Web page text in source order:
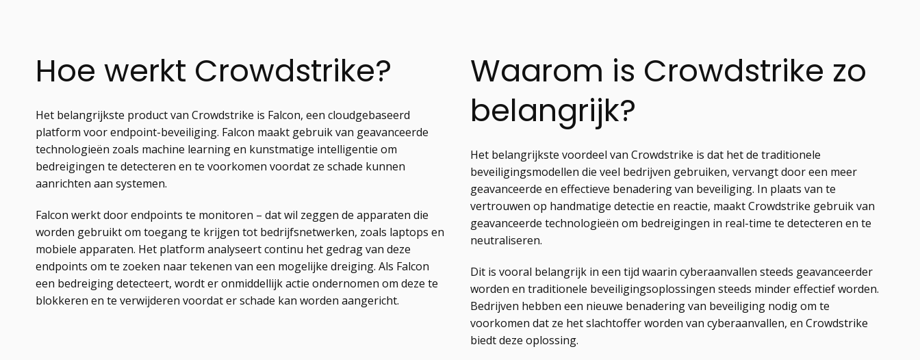
Hoe werkt Crowdstrike?
Het belangrijkste product van Crowdstrike is Falcon, een cloudgebaseerd
platform voor endpoint-beveiliging. Falcon maakt gebruik van geavanceerde
technologieën zoals machine learning en kunstmatige intelligentie om
bedreigingen te detecteren en te voorkomen voordat ze schade kunnen
aanrichten aan systemen.
Falcon werkt door endpoints te monitoren – dat wil zeggen de apparaten die
worden gebruikt om toegang te krijgen tot bedrijfsnetwerken, zoals laptops en
mobiele apparaten. Het platform analyseert continu het gedrag van deze
endpoints om te zoeken naar tekenen van een mogelijke dreiging. Als Falcon
een bedreiging detecteert, wordt er onmiddellijk actie ondernomen om deze te
blokkeren en te verwijderen voordat er schade kan worden aangericht.
Waarom is Crowdstrike zo
belangrijk?
Het belangrijkste voordeel van Crowdstrike is dat het de traditionele
beveiligingsmodellen die veel bedrijven gebruiken, vervangt door een meer
geavanceerde en effectieve benadering van beveiliging. In plaats van te
vertrouwen op handmatige detectie en reactie, maakt Crowdstrike gebruik van
geavanceerde technologieën om bedreigingen in real-time te detecteren en te
neutraliseren.
Dit is vooral belangrijk in een tijd waarin cyberaanvallen steeds geavanceerder
worden en traditionele beveiligingsoplossingen steeds minder effectief worden.
Bedrijven hebben een nieuwe benadering van beveiliging nodig om te
voorkomen dat ze het slachtoffer worden van cyberaanvallen, en Crowdstrike
biedt deze oplossing.